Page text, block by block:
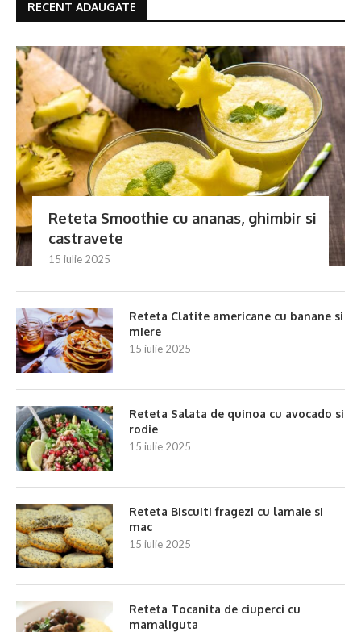
RECENT ADAUGATE
Reteta Smoothie cu ananas, ghimbir si
castravete
15 iulie 2025
Reteta Clatite americane cu banane si
miere
15 iulie 2025
Reteta Salata de quinoa cu avocado si
rodie
15 iulie 2025
Reteta Biscuiti fragezi cu lamaie si
mac
15 iulie 2025
Reteta Tocanita de ciuperci cu
mamaliguta